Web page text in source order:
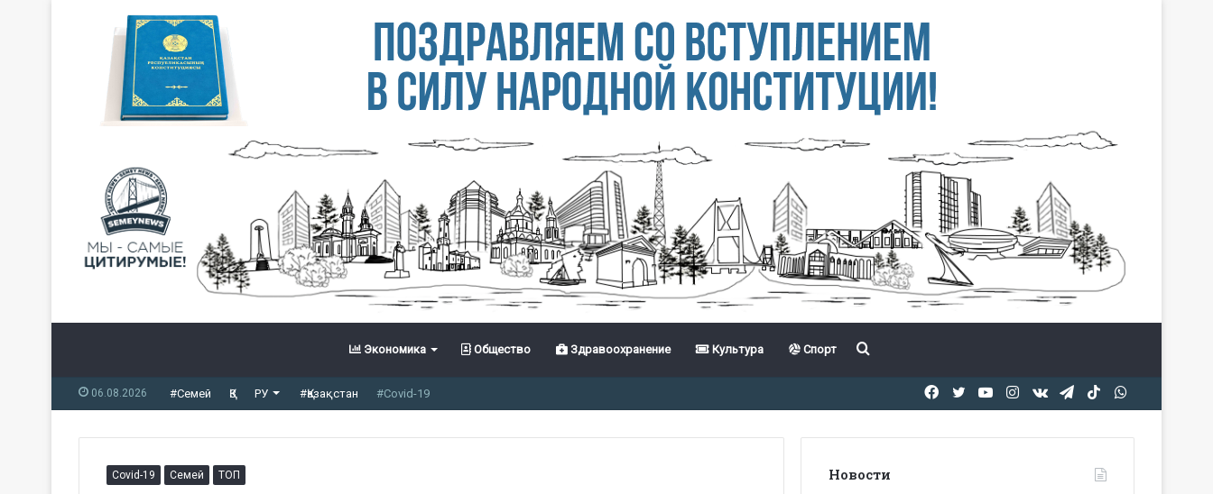
Экономика Общество Здравоохранение Культура Спорт Іздеу
06.08.2026 #Семей ҚЗ РУ #Қазақстан #Covid-19 TikTok
Telegram
vk.com
Instagram
YouTube
Twitter
Facebook
Covid-19 Семей ТОП Новости